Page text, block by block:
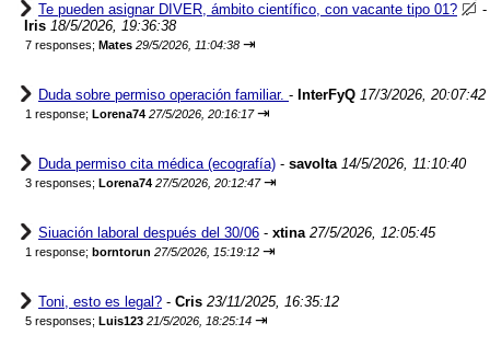
Te pueden asignar DIVER, ámbito científico, con vacante tipo 01?
-
Iris 18/5/2026, 19:36:38
7 responses; Mates 29/5/2026, 11:04:38 ⇥
Duda sobre permiso operación familiar. - InterFyQ 17/3/2026, 20:07:42
1 response; Lorena74 27/5/2026, 20:16:17 ⇥
Duda permiso cita médica (ecografía) - savolta 14/5/2026, 11:10:40
3 responses; Lorena74 27/5/2026, 20:12:47 ⇥
Siuación laboral después del 30/06 - xtina 27/5/2026, 12:05:45
1 response; borntorun 27/5/2026, 15:19:12 ⇥
Toni, esto es legal? - Cris 23/11/2025, 16:35:12
5 responses; Luis123 21/5/2026, 18:25:14 ⇥